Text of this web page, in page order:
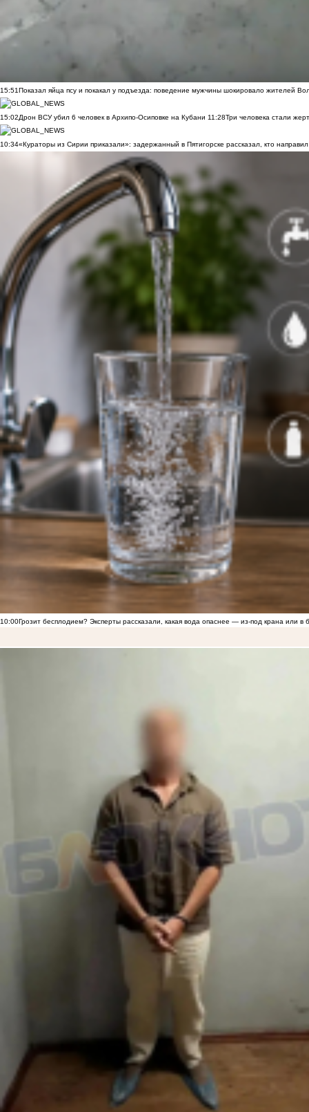
15:51Показал яйца псу и покакал у подъезда: поведение мужчины шокировало жителей
15:02Дрон ВСУ убил 6 человек в Архипо-Осиповке на Кубани 11:28Три человека стали
10:34«Кураторы из Сирии приказали»: задержанный в Пятигорске рассказал, кто направил
10:00Грозит бесплодием? Эксперты рассказали, какая вода опаснее — из-под крана или в